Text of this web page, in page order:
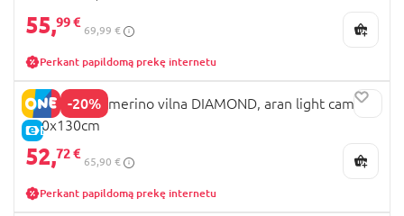
55,99 €
69,99 €
Perkant papildomą prekę internetu
-20%
E-KAINA
MILLI pledas merino vilna DIAMOND, aran light camel,
100x130cm
52,72 €
65,90 €
Perkant papildomą prekę internetu